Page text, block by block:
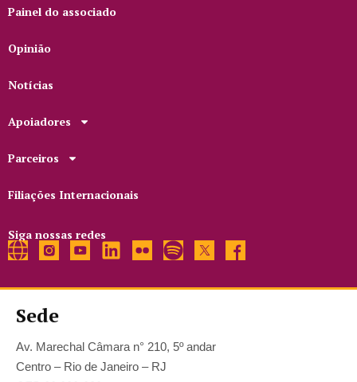
Painel do associado
Opinião
Notícias
Apoiadores
Parceiros
Filiações Internacionais
Siga nossas redes
Sede
Av. Marechal Câmara n° 210, 5º andar
Centro – Rio de Janeiro – RJ